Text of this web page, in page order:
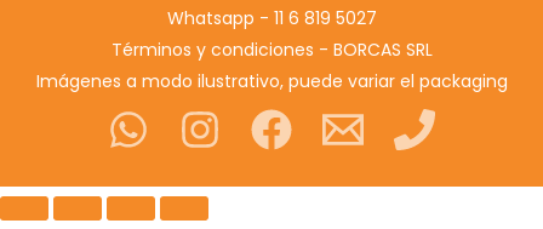
Whatsapp - 11 6 819 5027
Términos y condiciones - BORCAS SRL
Imágenes a modo ilustrativo, puede variar el packaging